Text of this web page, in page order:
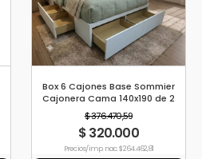
Box 6 Cajones Base Sommier
Cajonera Cama 140x190 de 2
Plazas
$ 376.470,59
$ 320.000
Precio s/imp. nac. $ 264.462,81